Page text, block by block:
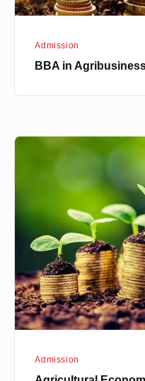
Admission
BBA in Agribusiness-
Agricultural
Admission